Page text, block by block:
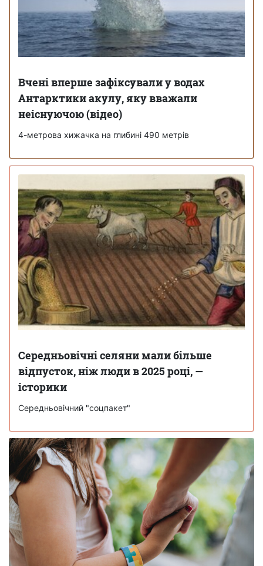
Вчені вперше зафіксували у водах
Антарктики акулу, яку вважали
неіснуючою (відео)
4-метрова хижачка на глибині 490 метрів
Середньовічні селяни мали більше
відпусток, ніж люди в 2025 році, —
історики
Середньовічний "соцпакет"